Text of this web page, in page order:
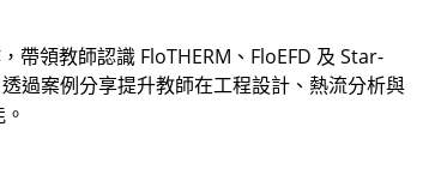
帶領教師認識 FloTHERM、FloEFD 及 Star-
過案例分享提升教師在工程設計、熱流分析與